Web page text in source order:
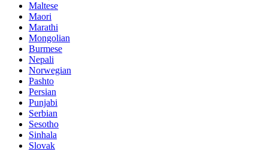
Maltese
Maori
Marathi
Mongolian
Burmese
Nepali
Norwegian
Pashto
Persian
Punjabi
Serbian
Sesotho
Sinhala
Slovak